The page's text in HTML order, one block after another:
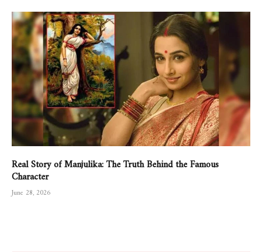
Real Story of Manjulika: The Truth Behind the Famous
Character
June 28, 2026